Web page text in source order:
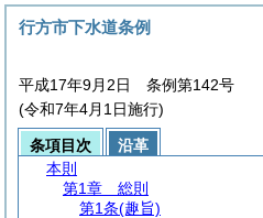
行方市下水道条例
平成17年9月2日 条例第142号
(令和7年4月1日施行)
条項目次
沿革
本則
第1章
総則
第1条(趣旨)